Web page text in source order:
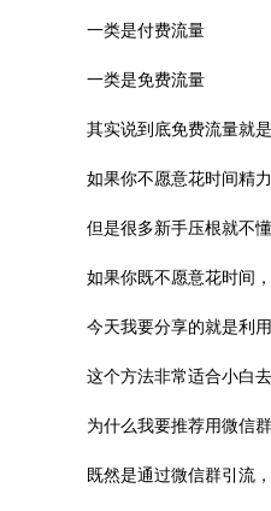
一类是付费流量
一类是免费流量
其实说到底免费流量就
如果你不愿意花时间精
但是很多新手压根就不
如果你既不愿意花时间
今天我要分享的就是利
这个方法非常适合小白
为什么我要推荐用微信
既然是通过微信群引流